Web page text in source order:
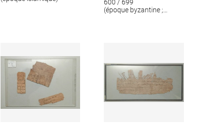
600 / 699
(époque byzantine ;